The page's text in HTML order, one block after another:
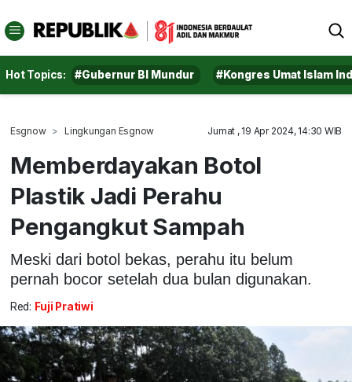
Hot Topics: #Gubernur BI Mundur #Kongres Umat Islam
Esgnow Lingkungan Esgnow Jumat , 19 Apr 2024, 14:30 WIB
Memberdayakan Botol
Plastik Jadi Perahu
Pengangkut Sampah
Meski dari botol bekas, perahu itu belum
pernah bocor setelah dua bulan digunakan.
Red: Fuji Pratiwi